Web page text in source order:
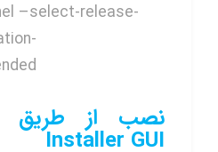
–select-release-
نصب از طریق
Installer GUI